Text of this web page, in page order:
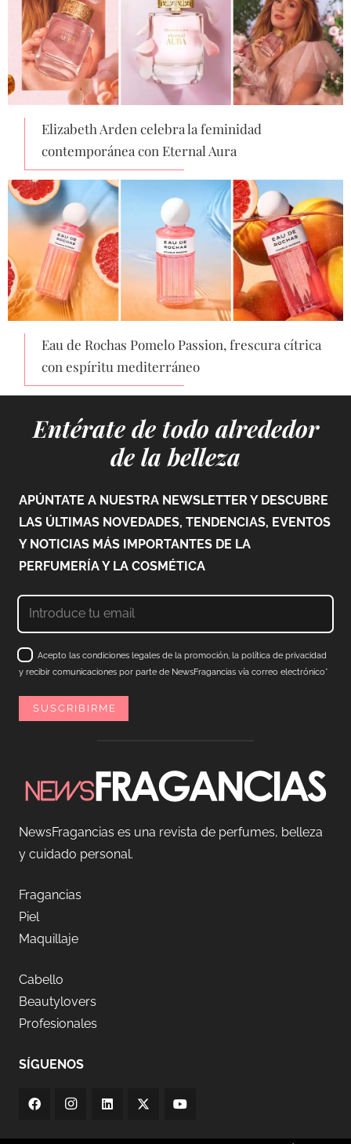
Elizabeth Arden celebra la feminidad
contemporánea con Eternal Aura
Eau de Rochas Pomelo Passion, frescura cítrica
con espíritu mediterráneo
Entérate de todo alrededor
de la belleza
APÚNTATE A NUESTRA NEWSLETTER Y DESCUBRE
LAS ÚLTIMAS NOVEDADES, TENDENCIAS, EVENTOS
Y NOTICIAS MÁS IMPORTANTES DE LA
PERFUMERÍA Y LA COSMÉTICA
Acepto las condiciones legales de la promoción, la política de privacidad
y recibir comunicaciones por parte de NewsFragancias vía correo electrónico*
NewsFragancias es una revista de perfumes, belleza
y cuidado personal.
Fragancias
Piel
Maquillaje
Cabello
Beautylovers
Profesionales
SÍGUENOS